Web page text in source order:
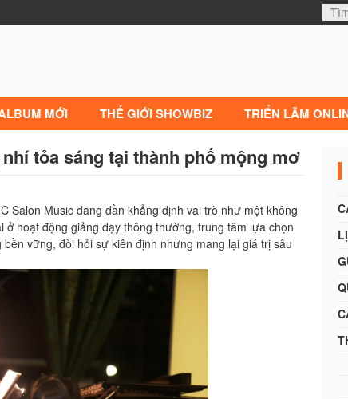
MỚI THẾ GIỚI SHOWBIZ TRIỂN LÃM
tỏa sáng tại thành phố mộng mơ
Salon Music đang dần khẳng định vai trò như một không
hoạt động giảng dạy thông thường, trung tâm lựa chọn
vững, đòi hỏi sự kiên định nhưng mang lại giá trị sâu